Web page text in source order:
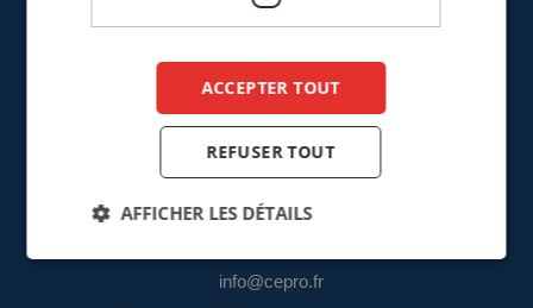
VENTES
info@cepro.fr
ACCEPTER TOUT
REFUSER TOUT
AFFICHER LES DÉTAILS